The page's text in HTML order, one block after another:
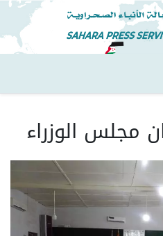
تجاوز
إلى
المحتوى
الرئيسي
مجلس الوزراء